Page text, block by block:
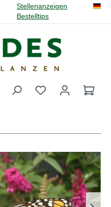
Stellenanzeigen
Bestelltips
Du hast 0